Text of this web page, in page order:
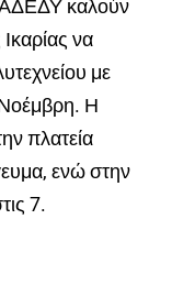
καλούν
να
με
Η
πλατεία
ενώ στην
7.